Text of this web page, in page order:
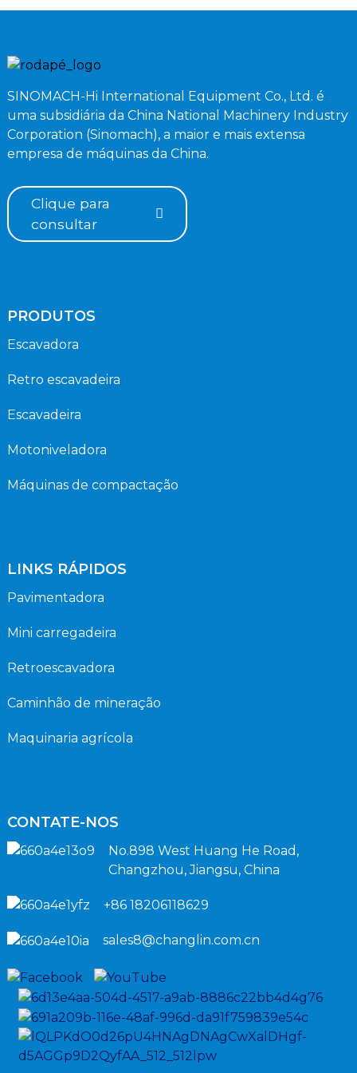
SINOMACH-Hi International Equipment Co., Ltd. é
uma subsidiária da China National Machinery Industry
Corporation (Sinomach), a maior e mais extensa
empresa de máquinas da China.
Clique para
consultar
PRODUTOS
Escavadora
Retro escavadeira
Escavadeira
Motoniveladora
Máquinas de compactação
LINKS RÁPIDOS
Pavimentadora
Mini carregadeira
Retroescavadora
Caminhão de mineração
Maquinaria agrícola
CONTATE-NOS
No.898 West Huang He Road,
Changzhou, Jiangsu, China
+86 18206118629
sales8@changlin.com.cn